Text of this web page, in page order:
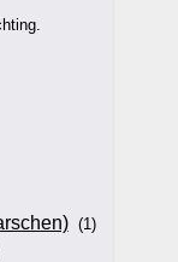
(1)